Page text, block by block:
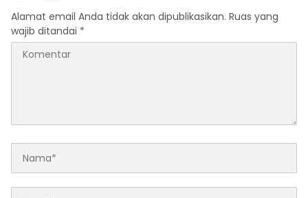
Alamat email Anda tidak akan dipublikasikan. Ruas yang
wajib ditandai *